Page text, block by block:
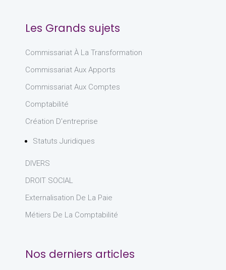
Les Grands sujets
Commissariat À La Transformation
Commissariat Aux Apports
Commissariat Aux Comptes
Comptabilité
Création D'entreprise
Statuts Juridiques
DIVERS
DROIT SOCIAL
Externalisation De La Paie
Métiers De La Comptabilité
Nos derniers articles